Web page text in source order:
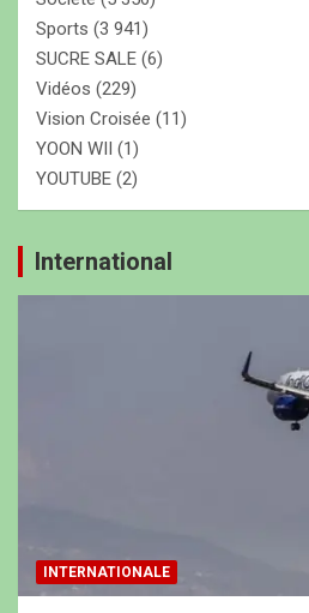
Sports (3 941)
SUCRE SALE (6)
Vidéos (229)
Vision Croisée (11)
YOON WII (1)
YOUTUBE (2)
International
INTERNATIONALE